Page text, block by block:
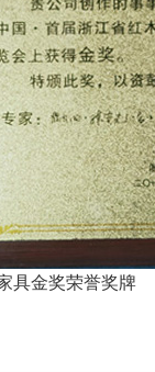
具金奖荣誉奖牌